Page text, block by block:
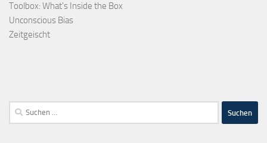
Toolbox: What's Inside the Box
Unconscious Bias
Zeitgeischt